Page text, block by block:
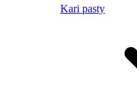
Kari pasty